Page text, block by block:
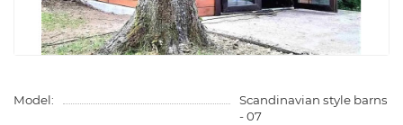
Model:
Scandinavian style barns
- 07